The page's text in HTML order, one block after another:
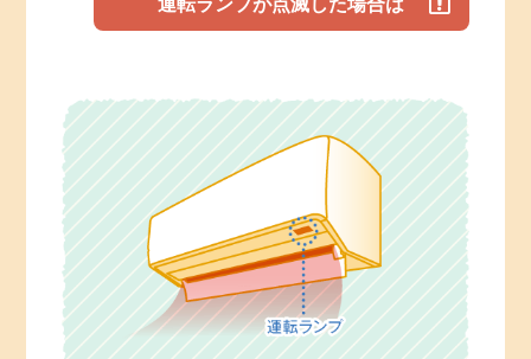
運転ランプが点滅した場合は